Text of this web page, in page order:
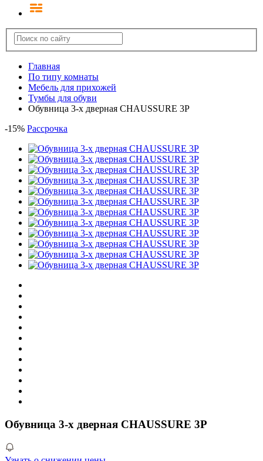
Главная
По типу комнаты
Мебель для прихожей
Тумбы для обуви
Обувница 3-х дверная CHAUSSURE 3P
-15% Рассрочка
Обувница 3-х дверная CHAUSSURE 3P